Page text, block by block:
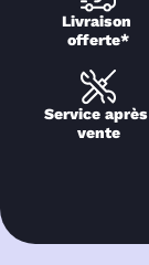
Livraison
offerte*
Service après
vente